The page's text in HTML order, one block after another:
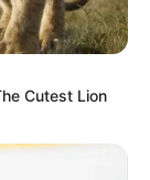
Cutest Lion